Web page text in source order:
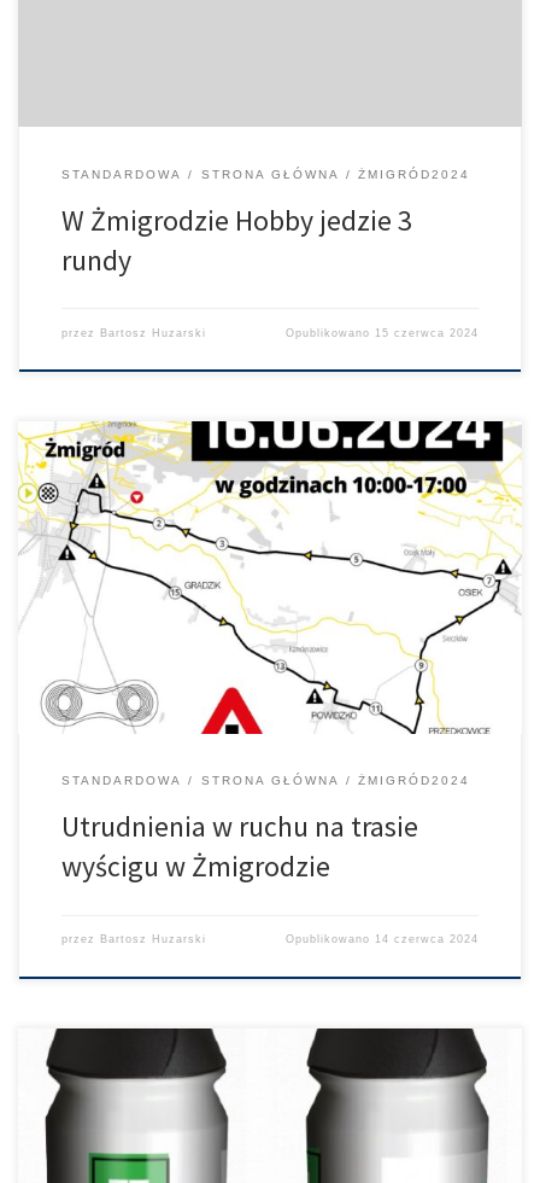
STANDARDOWA STRONA GŁÓWNA ŻMIGRÓD2024
W Żmigrodzie Hobby jedzie 3
rundy
przez Bartosz Huzarski Opublikowano 15 czerwca 2024
W dniu 16 czerwca podczas GP Doliny Baryczy w Żmigrodzie
wystąpić mogą utrudnienia w ruchu kołowym na trasie wyścigu.
Prosimy zwrócić szczególną uwagę o oznaczenia objazdów.
Największe utrudnienia wystąpią od 10:00 do 14:30 Przepraszamy
za niedogodności i zapraszamy do kibicowania zawodnikom.
STANDARDOWA STRONA GŁÓWNA ŻMIGRÓD2024
Utrudnienia w ruchu na trasie
wyścigu w Żmigrodzie
przez Bartosz Huzarski Opublikowano 14 czerwca 2024
W Żmigrodzie podczas GP Doliny Baryczy w pakiecie startowym
głównym gadżetem będzie bidon włoskiej firmy Tacx z logo